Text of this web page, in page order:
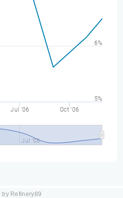
Jul '06 Oct '06
Jul '06
5%
6%
by Refinery89